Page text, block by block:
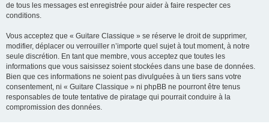
de tous les messages est enregistrée pour aider à faire respecter ces
conditions.
Vous acceptez que « Guitare Classique » se réserve le droit de supprimer,
modifier, déplacer ou verrouiller n’importe quel sujet à tout moment, à notre
seule discrétion. En tant que membre, vous acceptez que toutes les
informations que vous saisissez soient stockées dans une base de données.
Bien que ces informations ne soient pas divulguées à un tiers sans votre
consentement, ni « Guitare Classique » ni phpBB ne pourront être tenus
responsables de toute tentative de piratage qui pourrait conduire à la
compromission des données.